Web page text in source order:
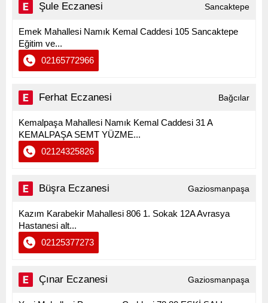
Şule Eczanesi Sancaktepe
Emek Mahallesi Namık Kemal Caddesi 105 Sancaktepe
Eğitim ve...
02165772966
Ferhat Eczanesi Bağcılar
Kemalpaşa Mahallesi Namık Kemal Caddesi 31 A
KEMALPAŞA SEMT YÜZME...
02124325826
Büşra Eczanesi Gaziosmanpaşa
Kazım Karabekir Mahallesi 806 1. Sokak 12A Avrasya
Hastanesi alt...
02125377273
Çınar Eczanesi Gaziosmanpaşa